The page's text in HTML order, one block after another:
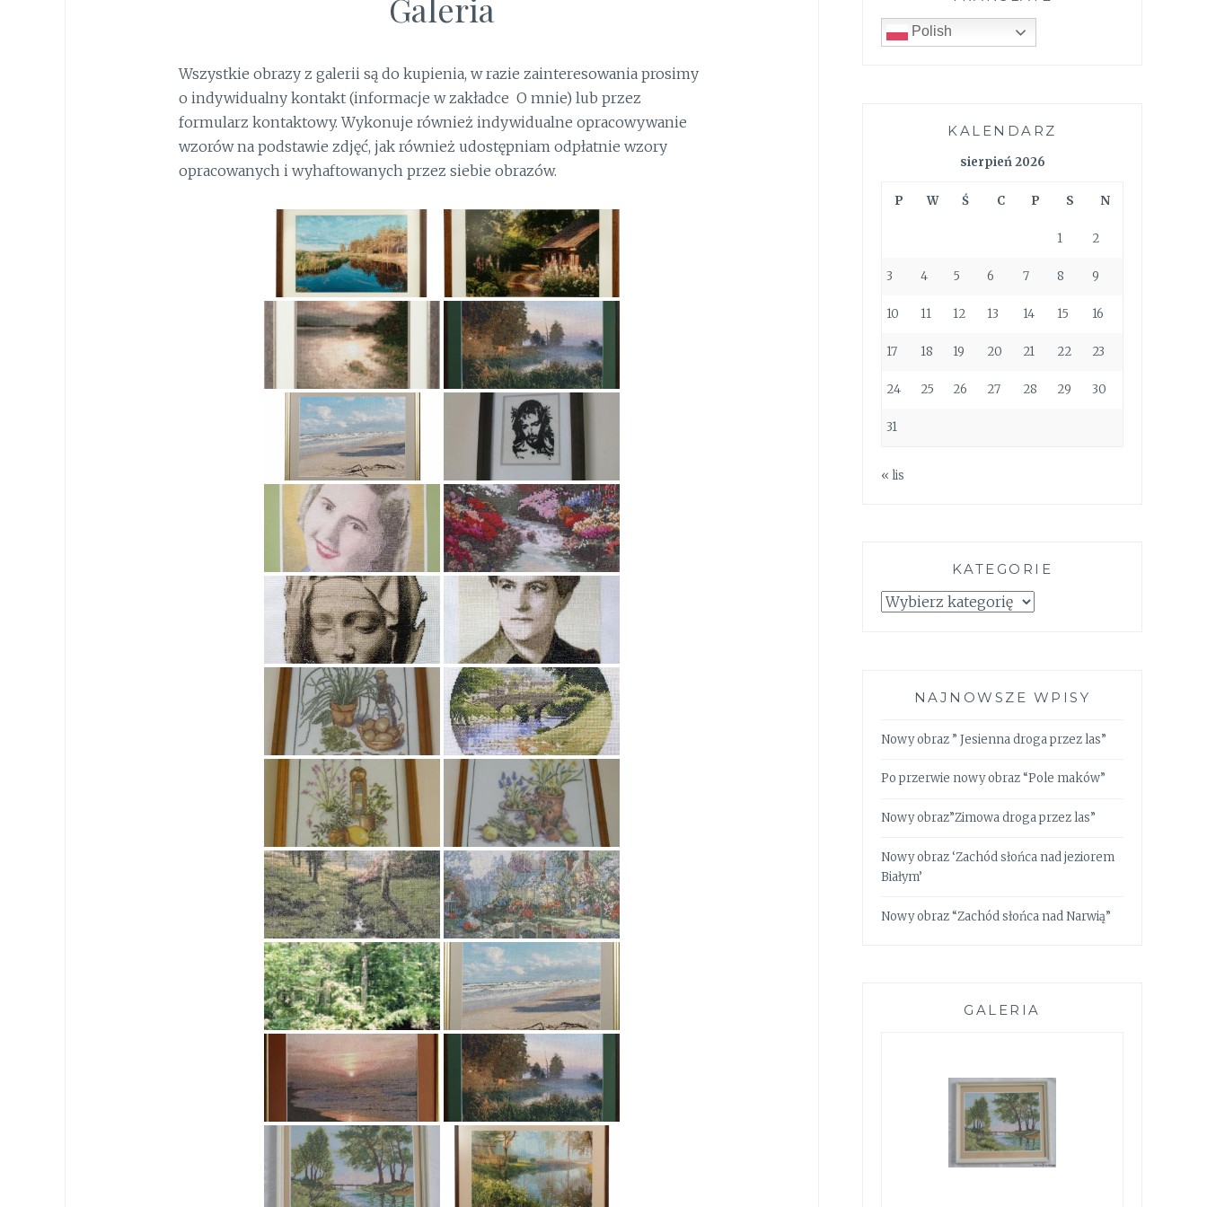
Wszystkie obrazy z galerii są do kupienia, w razie zainteresowania prosimy
o indywidualny kontakt (informacje w zakładce O mnie) lub przez
formularz kontaktowy. Wykonuje również indywidualne opracowywanie
wzorów na podstawie zdjęć, jak również udostępniam odpłatnie wzory
opracowanych i wyhaftowanych przez siebie obrazów.
Polish
KALENDARZ
sierpień 2026
P W Ś C P S N
1 2
3 4 5 6 7 8 9
10 11 12 13 14 15 16
17 18 19 20 21 22 23
24 25 26 27 28 29 30
31
« lis
KATEGORIE
Kategorie
NAJNOWSZE WPISY
Nowy obraz ” Jesienna droga przez las”
Po przerwie nowy obraz “Pole maków”
Nowy obraz”Zimowa droga przez las”
Nowy obraz ‘Zachód słońca nad jeziorem
Białym’
Nowy obraz “Zachód słońca nad Narwią”
GALERIA